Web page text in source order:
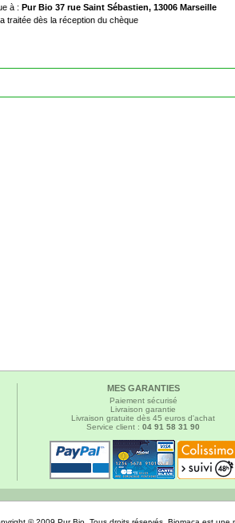
à : Pur Bio 37 rue Saint Sébastien, 13006 Marseille
traitée dès la réception du chèque
MES GARANTIES
Paiement sécurisé
Livraison garantie
Livraison gratuite dès 45 euros d'achat
Service client : 04 91 58 31 90